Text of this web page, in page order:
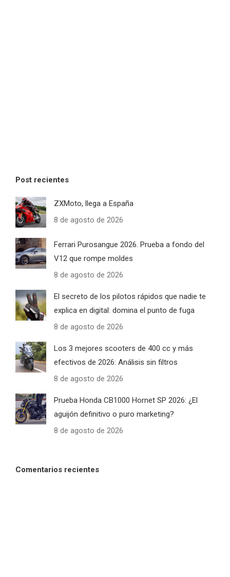
Post recientes
ZXMoto, llega a España
8 de agosto de 2026
Ferrari Purosangue 2026. Prueba a fondo del
V12 que rompe moldes
8 de agosto de 2026
El secreto de los pilotos rápidos que nadie te
explica en digital: domina el punto de fuga
8 de agosto de 2026
Los 3 mejores scooters de 400 cc y más
efectivos de 2026: Análisis sin filtros
8 de agosto de 2026
Prueba Honda CB1000 Hornet SP 2026: ¿El
aguijón definitivo o puro marketing?
8 de agosto de 2026
Comentarios recientes